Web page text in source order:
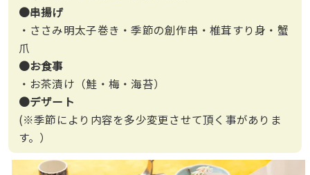
●串揚げ
・ささみ明太子巻き・季節の創作串・椎茸すり身・蟹
爪
●お食事
・お茶漬け（鮭・梅・海苔）
●デザート
(※季節により内容を多少変更させて頂く事がありま
す。）